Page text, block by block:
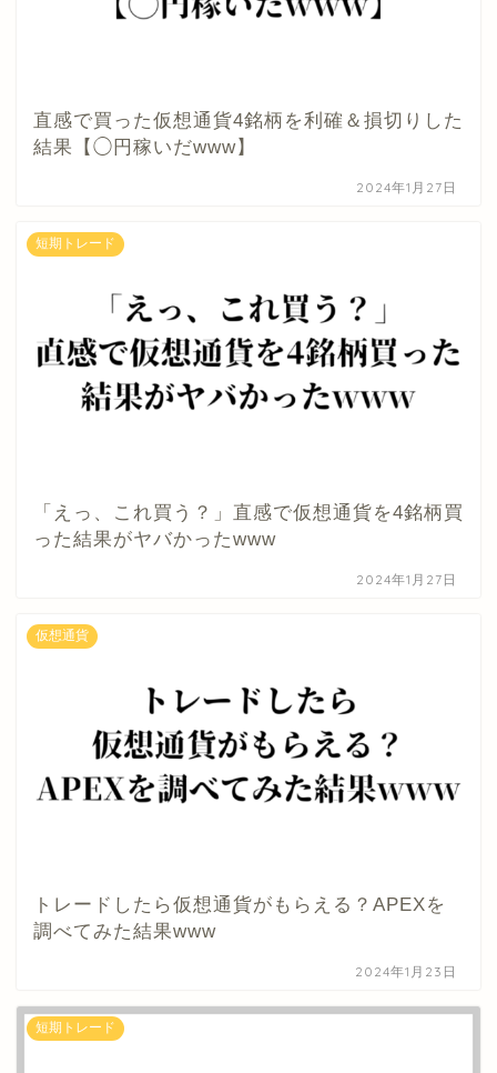
直感で買った仮想通貨4銘柄を利確＆損切りした
結果【◯円稼いだwww】
2024年1月27日
短期トレード
「えっ、これ買う？」直感で仮想通貨を4銘柄買
った結果がヤバかったwww
2024年1月27日
仮想通貨
トレードしたら仮想通貨がもらえる？APEXを
調べてみた結果www
2024年1月23日
短期トレード